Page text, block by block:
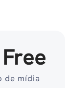
de mídia